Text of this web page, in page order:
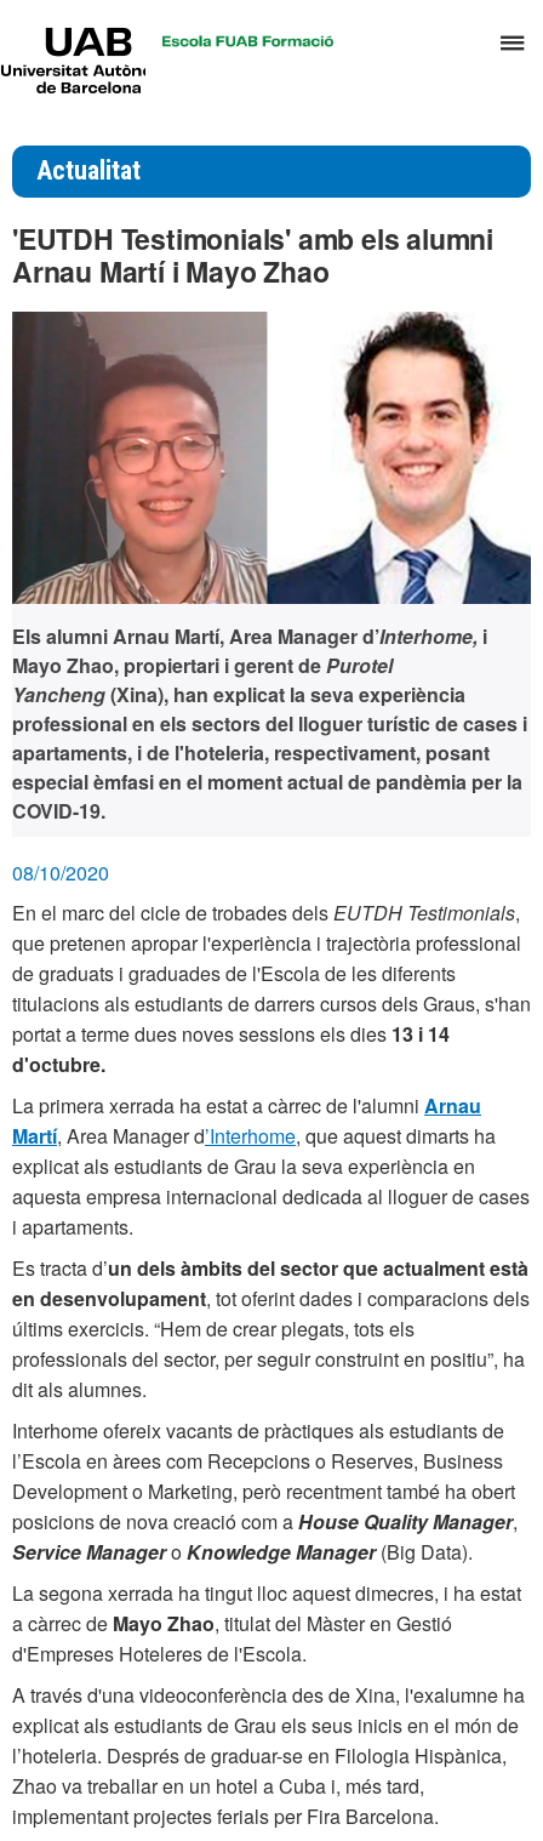
el
Universitat
Actualitat
'EUTDH Testimonials' amb els alumni
Arnau Martí i Mayo Zhao
Els alumni Arnau Martí, Area Manager d’Interhome, i
Mayo Zhao, propiertari i gerent dePurotel
Yancheng(Xina), han explicat la seva experiència
professional en els sectors del lloguer turístic de cases i
apartaments, i de l'hoteleria, respectivament, posant
especial èmfasi en el moment actual de pandèmia per la
COVID-19.
08/10/2020
En el marc del cicle de trobades delsEUTDH Testimonials,
que pretenen apropar l'experiència i trajectòria professional
de graduats i graduades de l'Escola de les diferents
titulacions als estudiants de darrers cursos dels Graus, s'han
portat a terme dues noves sessions els dies 13 i 14
d'octubre.
La primera xerrada ha estat a càrrec de l'alumni Arnau
Martí, Area Manager d’Interhome, que aquest dimarts ha
explicat als estudiants de Grau la seva experiència en
aquesta empresa internacional dedicada al lloguer de cases
i apartaments.
Es tracta d’un dels àmbits del sector que actualment està
en desenvolupament, tot oferint dades i comparacions dels
últims exercicis. “Hem de crear plegats, tots els
professionals del sector, per seguir construint en positiu”, ha
dit als alumnes.
Interhome ofereix vacants de pràctiques als estudiants de
l’Escola en àrees com Recepcions o Reserves, Business
Development o Marketing, però recentment també ha obert
posicions de nova creació com aHouse Quality Manager,
Service ManageroKnowledge Manager(Big Data).
La segona xerrada ha tingut lloc aquest dimecres, i ha estat
a càrrec de Mayo Zhao, titulat del Màster en Gestió
d'Empreses Hoteleres de l'Escola.
A través d'una videoconferència des de Xina, l'exalumne ha
explicat als estudiants de Grau els seus inicis en el món de
l’hoteleria. Després de graduar-se en Filologia Hispànica,
Zhao va treballar en un hotel a Cuba i, més tard,
implementant projectes ferials per Fira Barcelona.